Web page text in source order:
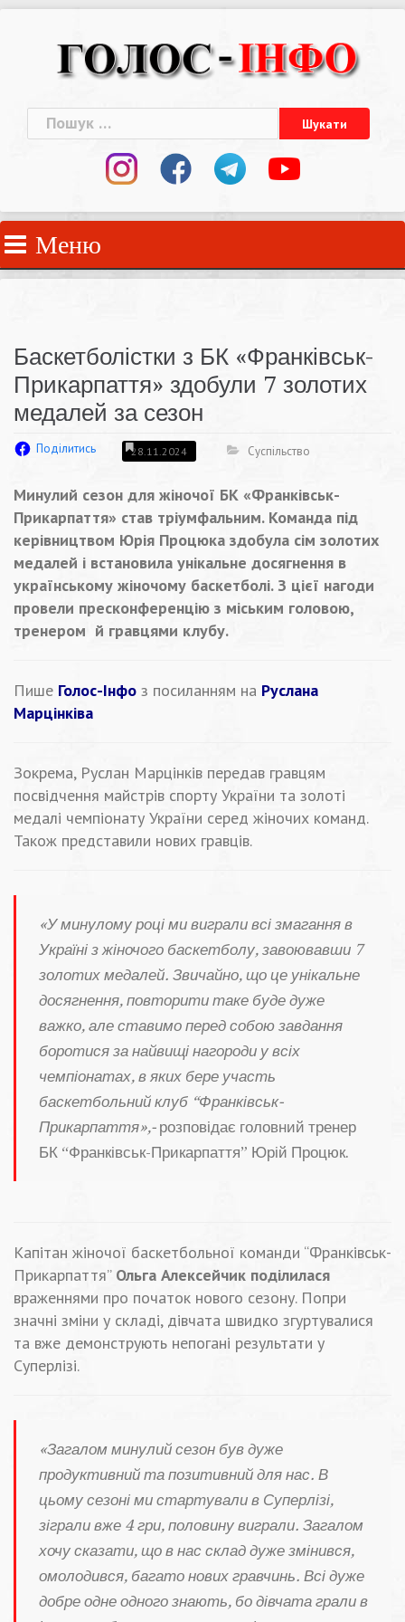
Пошук:
Меню
Баскетболістки з БК «Франківськ-
Прикарпаття» здобули 7 золотих
медалей за сезон
Поділитись 28.11.2024 Суспільство
Минулий сезон для жіночої БК «Франківськ-
Прикарпаття» став тріумфальним. Команда під
керівництвом Юрія Процюка здобула сім золотих
медалей і встановила унікальне досягнення в
українському жіночому баскетболі. З цієї нагоди
провели пресконференцію з міським головою,
тренером й гравцями клубу.
Пише Голос-Інфо з посиланням на Руслана
Марцінківа
Зокрема, Руслан Марцінків передав гравцям
посвідчення майстрів спорту України та золоті
медалі чемпіонату України серед жіночих команд.
Також представили нових гравців.
«У минулому році ми виграли всі змагання в
Україні з жіночого баскетболу, завоювавши 7
золотих медалей. Звичайно, що це унікальне
досягнення, повторити таке буде дуже
важко, але ставимо перед собою завдання
боротися за найвищі нагороди у всіх
чемпіонатах, в яких бере участь
баскетбольний клуб “Франківськ-
Прикарпаття»,- розповідає головний тренер
БК “Франківськ-Прикарпаття” Юрій Процюк.
Капітан жіночої баскетбольної команди “Франківськ-
Прикарпаття” Ольга Алексейчик поділилася
враженнями про початок нового сезону. Попри
значні зміни у складі, дівчата швидко згуртувалися
та вже демонструють непогані результати у
Суперлізі.
«Загалом минулий сезон був дуже
продуктивний та позитивний для нас. В
цьому сезоні ми стартували в Суперлізі,
зіграли вже 4 гри, половину виграли. Загалом
хочу сказати, що в нас склад дуже змінився,
омолодився, багато нових гравчинь. Всі дуже
добре одне одного знають, бо дівчата грали в